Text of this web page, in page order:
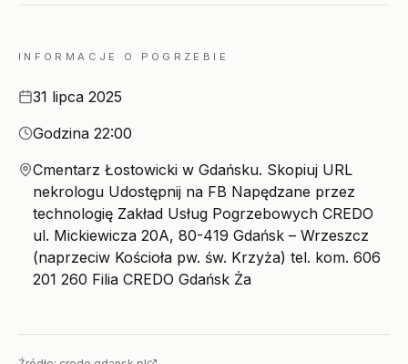
INFORMACJE O POGRZEBIE
Data31 lipca 2025
Godzina
Godzina 22:00
Miejsce
Cmentarz Łostowicki w Gdańsku. Skopiuj URL
nekrologu Udostępnij na FB Napędzane przez
technologię Zakład Usług Pogrzebowych CREDO
ul. Mickiewicza 20A, 80-419 Gdańsk – Wrzeszcz
(naprzeciw Kościoła pw. św. Krzyża) tel. kom. 606
201 260 Filia CREDO Gdańsk Ża